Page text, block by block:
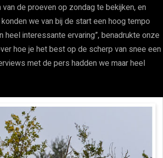
de proeven op zondag te bekijken, en
we van bij de start een hoog tempo
heel interessante ervaring”, benadrukte onze
hoe je het best op de scherp van snee een
met de pers hadden we maar heel